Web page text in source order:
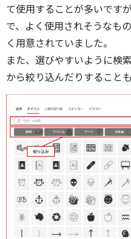
て使用することが多いです
で、よく使用されそうなも
く用意されていました。
また、選びやすいように検
から絞り込んだりすることも